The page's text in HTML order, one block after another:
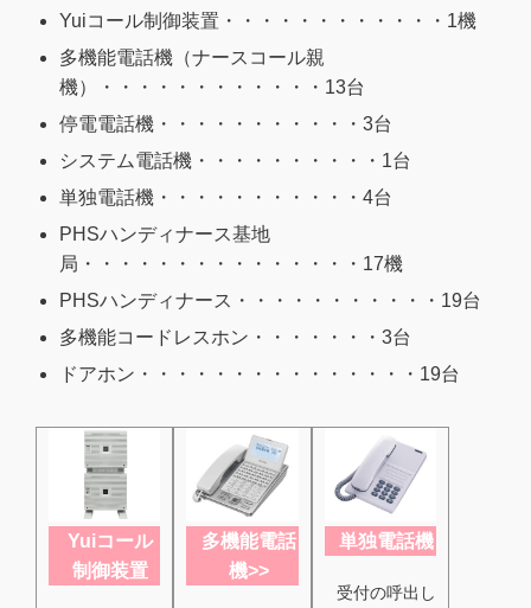
Yuiコール制御装置・・・・・・・・・・・・1機
多機能電話機（ナースコール親
機）・・・・・・・・・・・・13台
停電電話機・・・・・・・・・・・3台
システム電話機・・・・・・・・・・1台
単独電話機・・・・・・・・・・・4台
PHSハンディナース基地
局・・・・・・・・・・・・・・・17機
PHSハンディナース・・・・・・・・・・・19台
多機能コードレスホン・・・・・・・3台
ドアホン・・・・・・・・・・・・・・・19台
Yuiコール
制御装置
多機能電話
機>>
単独電話機
受付の呼出し